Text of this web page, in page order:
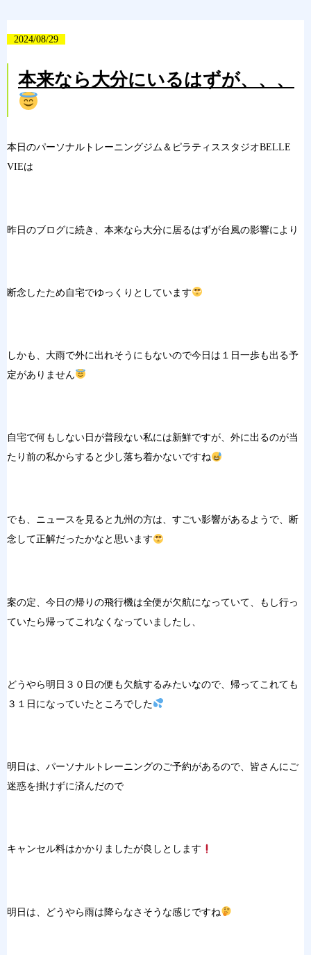
2024/08/29
本来なら大分にいるはずが、、、
本日のパーソナルトレーニングジム＆ピラティススタジオBELLE
VIEは
昨日のブログに続き、本来なら大分に居るはずが台風の影響により
断念したため自宅でゆっくりとしています
しかも、大雨で外に出れそうにもないので今日は１日一歩も出る予
定がありません
自宅で何もしない日が普段ない私には新鮮ですが、外に出るのが当
たり前の私からすると少し落ち着かないですね
でも、ニュースを見ると九州の方は、すごい影響があるようで、断
念して正解だったかなと思います
案の定、今日の帰りの飛行機は全便が欠航になっていて、もし行っ
ていたら帰ってこれなくなっていましたし、
どうやら明日３０日の便も欠航するみたいなので、帰ってこれても
３１日になっていたところでした
明日は、パーソナルトレーニングのご予約があるので、皆さんにご
迷惑を掛けずに済んだので
キャンセル料はかかりましたが良しとします
明日は、どうやら雨は降らなさそうな感じですね